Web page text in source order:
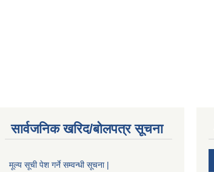
सार्वजनिक खरिद/बोलपत्र सूचना
मूल्य सूची पेश गर्ने सम्वन्धी सूचना |